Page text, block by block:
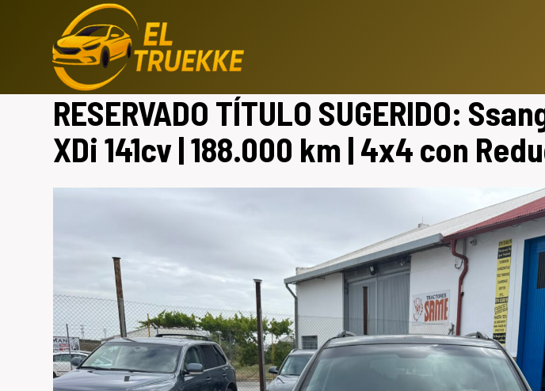
contenido
RESERVADO TÍTULO SUGERIDO:
XDi 141cv | 188.000 km | 4x4 con